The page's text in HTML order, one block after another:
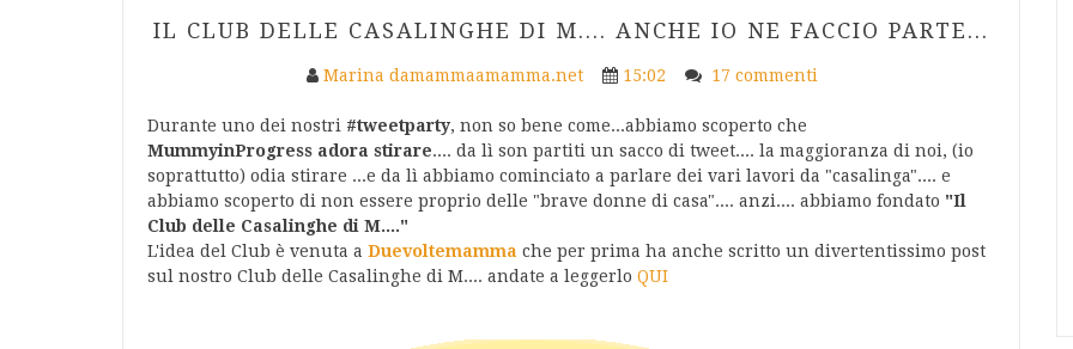
IL CLUB DELLE CASALINGHE DI M.... ANCHE IO NE FACCIO PARTE...
Marina damammaamamma.net 15:02 17 commenti
Durante uno dei nostri #tweetparty, non so bene come...abbiamo scoperto che
MummyinProgress adora stirare.... da lì son partiti un sacco di tweet.... la maggioranza di noi, (io
soprattutto) odia stirare ...e da lì abbiamo cominciato a parlare dei vari lavori da "casalinga".... e
abbiamo scoperto di non essere proprio delle "brave donne di casa".... anzi.... abbiamo fondato "Il
Club delle Casalinghe di M...."
L'idea del Club è venuta a Duevoltemamma che per prima ha anche scritto un divertentissimo post
sul nostro Club delle Casalinghe di M.... andate a leggerlo QUI